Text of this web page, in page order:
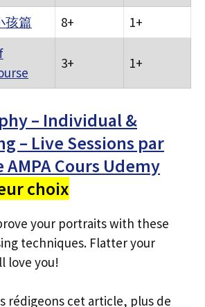
孩篇 8+
1+
3+ 1+
– Individual &
– Live Sessions par
AMPA Cours Udemy
choix
your portraits with these
techniques. Flatter your
love you!
rédigeons cet article, plus de